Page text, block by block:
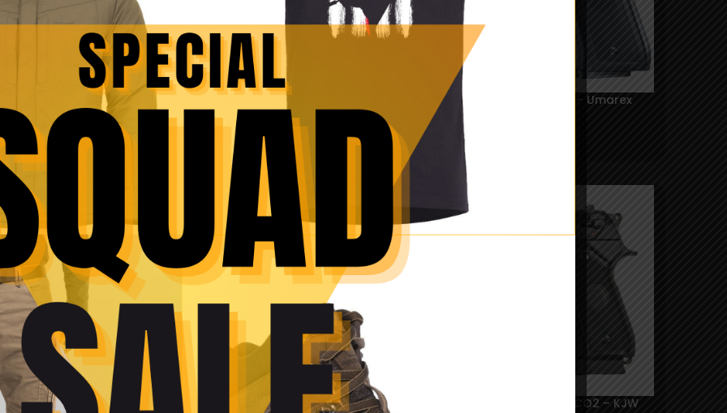
Replica Beretta M9 A3 Dark Earth CO2 Replica Beretta M9 slide metal – Umarex
SOLD
OUT
Replica Beretta M92 FS HME slide metal – Umarex Replica Beretta M9A1 full metal CO2 – KJW